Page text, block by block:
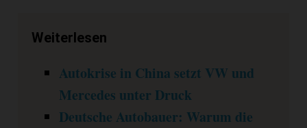
Weiterlesen
Autokrise in China setzt VW und
Mercedes unter Druck
Deutsche Autobauer: Warum die